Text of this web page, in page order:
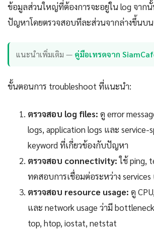
ข้อมูลส่วนใหญ่ที่ต้องการจะอยู่ใน log จาก
ปัญหาโดยตรวจสอบทีละส่วนจากล่างขึ้นบน
แนะนำเพิ่มเติม — คู่มือเทรดจาก
ขั้นตอนการ troubleshoot ที่แนะนำ:
ตรวจสอบ log files: ดู error
logs, application logs และ service-
keyword ที่เกี่ยวข้องกับปัญหา
ตรวจสอบ connectivity:ใช้ ping,
ทดสอบการเชื่อมต่อระหว่าง
ตรวจสอบ resource usage: ดู
และ network usage ว่ามี
top, htop, iostat, netstat